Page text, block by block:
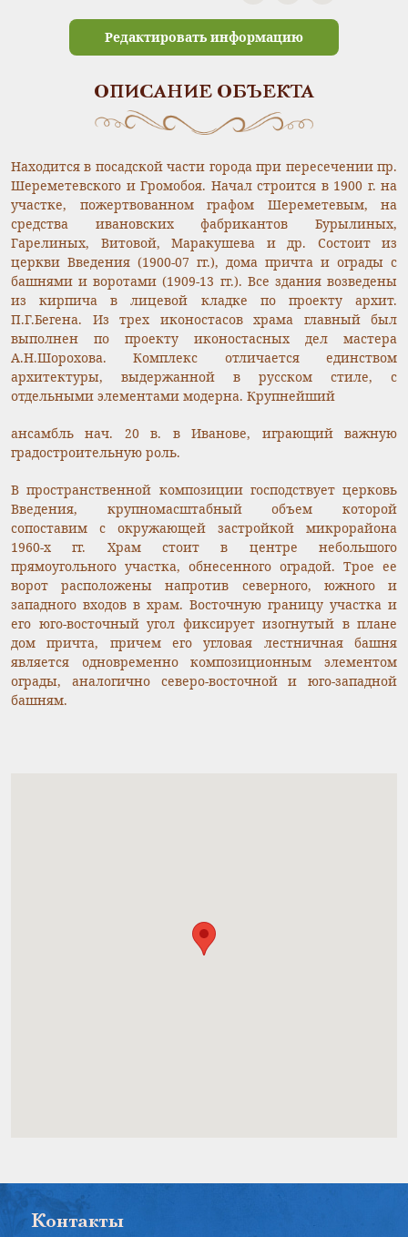
Редактировать информацию
ОПИСАНИЕ ОБЪЕКТА
Находится в посадской части города при пересечении пр.
Шереметевского и Громобоя. Начал строится в 1900 г. на
участке, пожертвованном графом Шереметевым, на
средства ивановских фабрикантов Бурылиных,
Гарелиных, Витовой, Маракушева и др. Состоит из
церкви Введения (1900-07 гг.), дома причта и ограды с
башнями и воротами (1909-13 гг.). Все здания возведены
из кирпича в лицевой кладке по проекту архит.
П.Г.Бегена. Из трех иконостасов храма главный был
выполнен по проекту иконостасных дел мастера
А.Н.Шорохова. Комплекс отличается единством
архитектуры, выдержанной в русском стиле, с
отдельными элементами модерна. Крупнейший
ансамбль нач. 20 в. в Иванове, играющий важную
градостроительную роль.
В пространственной композиции господствует церковь
Введения, крупномасштабный объем которой
сопоставим с окружающей застройкой микрорайона
1960-х гг. Храм стоит в центре небольшого
прямоугольного участка, обнесенного оградой. Трое ее
ворот расположены напротив северного, южного и
западного входов в храм. Восточную границу участка и
его юго-восточный угол фиксирует изогнутый в плане
дом причта, причем его угловая лестничная башня
является одновременно композиционным элементом
ограды, аналогично северо-восточной и юго-западной
башням.
Контакты